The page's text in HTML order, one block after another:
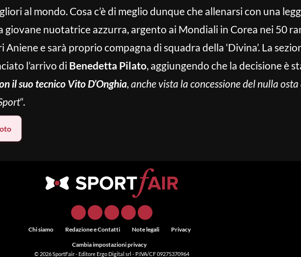
al mondo. Cosa c’è di meglio dunque che allenarsi con una
giovane nuotatrice azzurra, argento ai Mondiali in Corea nei 50
e sarà proprio compagna di squadra della ‘Divina’. La
l’arrivo di Benedetta Pilato, aggiungendo che la decisione è
il suo tecnico Vito D’Onghia, anche vista la concessione del nulla
“.
Chi siamo Redazione e Contatti Note legali Privacy
Cambia impostazioni privacy
© 2026SportFair- Editore Ergo Digital srl - P.IVA/CF 09275370964